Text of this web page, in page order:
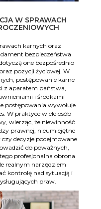
W SPRAWACH
karnych oraz
bezpieczeństwa
one bezpośrednio
pozycji życiowej. W
postępowanie karne
z aparatem państwa,
i środkami
postępowania wywołuje
W praktyce wiele osób
wierząc, że niewinność
prawnej, nieumiejętne
decyzje podejmowane
do poważnych,
profesjonalna obrona
realnym narzędziem
kontrolę nad sytuacją i
praw.